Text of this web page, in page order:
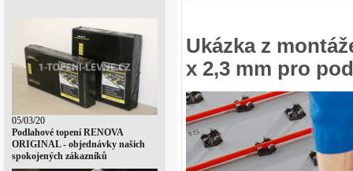
05/03/20
Podlahové topení RENOVA
ORIGINAL - objednávky našich
spokojených zákazníků
Ukázka z
x 2,3 mm pro